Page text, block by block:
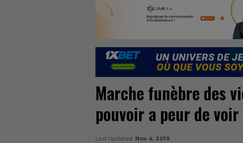
Marche funèbre des
pouvoir a peur de voir
Last Updated Nov 4, 2019